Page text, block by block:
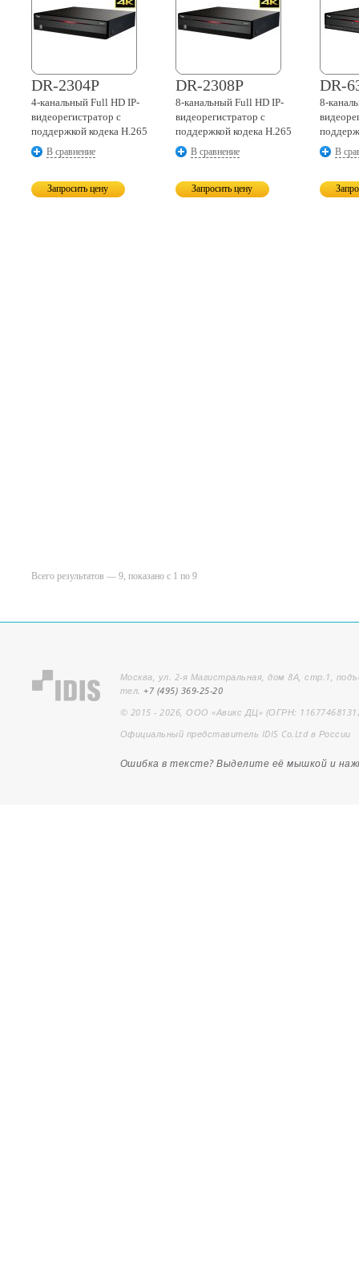
DR-2304P
4-канальный Full HD IP-
видеорегистратор с
поддержкой кодека H.265
В сравнение
Запросить цену
DR-2308P
8-канальный Full HD IP-
видеорегистратор с
поддержкой кодека H.265
В сравнение
Запросить цену
DR-
8-
В
Всего результатов — 9, показано с 1 по 9
Москва, ул. 2-я Магистральная, дом 8А, стр.1,
тел.+7 (495) 369-25-20
© 2015 - 2026, ООО «Авикс ДЦ» (ОГРН:
Официальный представитель IDIS Co.Ltd в России
Ошибка в тексте? Выделите её мышкой и